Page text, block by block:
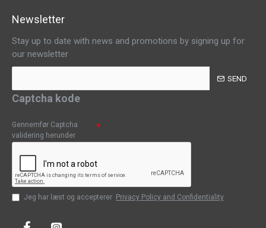
Newsletter
Stay up to date with news and promotions by signing up for
our newsletter
SEND
Captcha kode
Gennemfør Captcha
validering herunder
Jeg har læst og accepterer Privacy Policy and Confidentiality